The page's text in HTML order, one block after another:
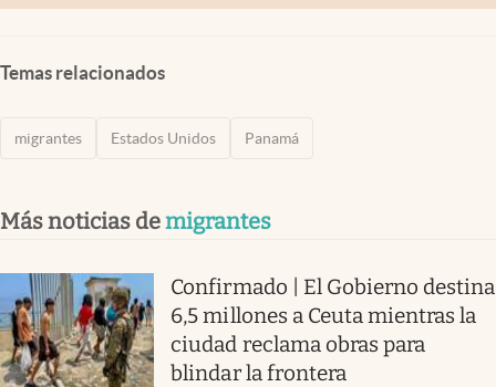
Temas relacionados
migrantes Estados Unidos Panamá
Más noticias demigrantes
Confirmado | El Gobierno destina
6,5 millones a Ceuta mientras la
ciudad reclama obras para
blindar la frontera